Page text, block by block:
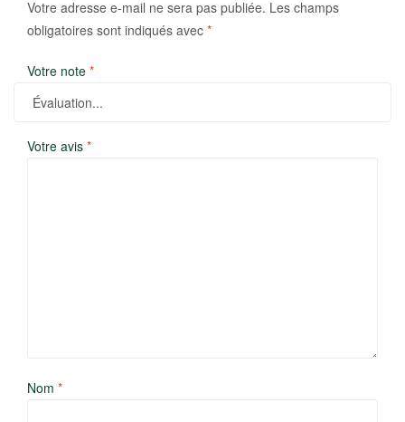
Votre adresse e-mail ne sera pas publiée. Les champs
obligatoires sont indiqués avec *
Votre note *
Votre avis *
Nom *